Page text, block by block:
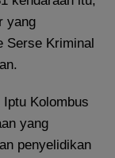
yang
Serse Kriminal
Kolombus
yang
penyelidikan